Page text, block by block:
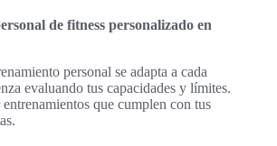
de fitness personalizado en
personal se adapta a cada
evaluando tus capacidades y límites.
que cumplen con tus